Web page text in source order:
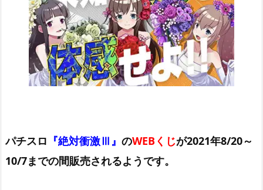
パチスロ 『絶対衝激Ⅲ』 のWEBくじが2021年8/20～
10/7までの間販売されるようです。